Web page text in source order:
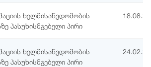
ხელმისაწვდომობის
პასუხისმგებელი პირი
ხელმისაწვდომობის
პასუხისმგებელი პირი